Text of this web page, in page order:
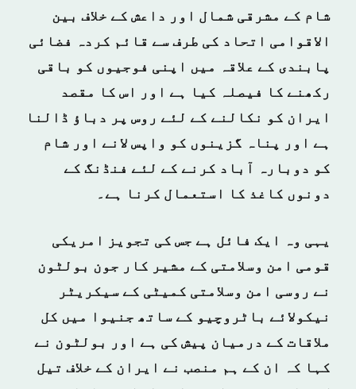
شام کے مشرقی شمال اور داعش کے خلاف بین
الاقوامی اتحاد کی طرف سے قائم کردہ فضائی
پابندی کے علاقہ میں اپنی فوجیوں کو باقی
رکھنے کا فیصلہ کیا ہے اور اس کا مقصد
ایران کو نکالنے کے لئے روس پر دباؤ ڈالنا
ہے اور پناہ گزینوں کو واپس لانے اور شام
کو دوبارہ آباد کرنے کے لئے فنڈنگ کے
دونوں کاغذ کا استعمال کرنا ہے۔
یہی وہ ایک فائل ہے جس کی تجویز امریکی
قومی امن وسلامتی کے مشیر کار جون بولٹون
نے روسی امن وسلامتی کمیٹی کے سیکریٹر
نیکولائے باٹروچیو کے ساتھ جنیوا میں کل
ملاقات کے درمیان پیش کی ہے اور بولٹون نے
کہا کہ ان کے ہم منصب نے ایران کے خلاف تیل